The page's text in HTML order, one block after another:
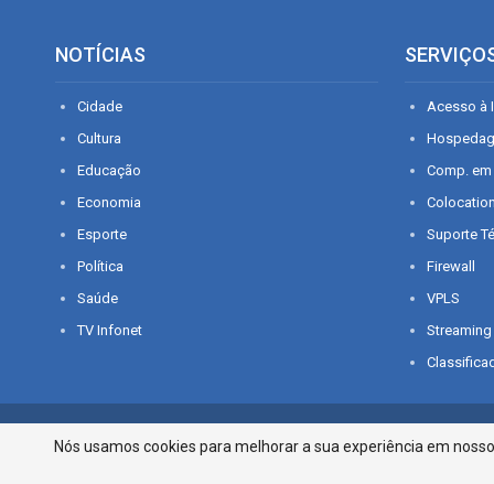
NOTÍCIAS
Cidade
Cultura
Educação
Economia
Esporte
Política
Saúde
TV Infonet
Acesso à
Comp.
Suporte
Firewall
VPLS
Streaming
© 2026 - O que é notícia em Sergipe. Todos os direitos reservados.
Nós usamos cookies para melhorar a sua experiência em